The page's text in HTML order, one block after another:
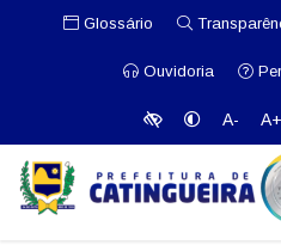
Glossário
Ouvidoria
A- A+